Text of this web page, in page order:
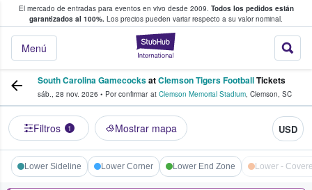
El mercado de entradas para eventos en vivo desde 2009. Todos los pedidos están
garantizados al 100%. Los precios pueden variar respecto a su valor nominal.
StubHub:
Menú
y venta de entradas entre fans
South Carolina GamecocksatClemson Tigers FootballTickets
sáb., 28 nov. 2026 • Por confirmar at Clemson Memorial Stadium, Clemson, SC
Filtros 1 Mostrar mapa USD
Lower Sideline Lower Corner Lower End Zone Lower -